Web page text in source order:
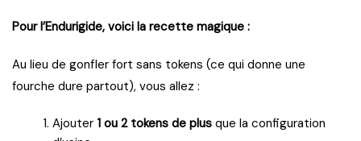
Pour l’Endurigide, voici la recette magique :
Au lieu de gonfler fort sans tokens (ce qui donne une
fourche dure partout), vous allez :
Ajouter 1 ou 2 tokens de plus que la configuration